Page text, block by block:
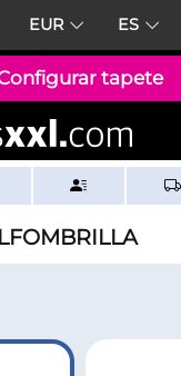
EUR ES
tapete